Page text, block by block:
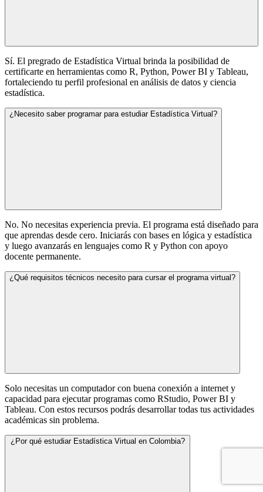
Sí. El pregrado de Estadística Virtual brinda la posibilidad de
certificarte en herramientas como R, Python, Power BI y Tableau,
fortaleciendo tu perfil profesional en análisis de datos y ciencia
estadística.
¿Necesito saber programar para estudiar Estadística Virtual?
No. No necesitas experiencia previa. El programa está diseñado para
que aprendas desde cero. Iniciarás con bases en lógica y estadística
y luego avanzarás en lenguajes como R y Python con apoyo
docente permanente.
¿Qué requisitos técnicos necesito para cursar el programa virtual?
Solo necesitas un computador con buena conexión a internet y
capacidad para ejecutar programas como RStudio, Power BI y
Tableau. Con estos recursos podrás desarrollar todas tus actividades
académicas sin problema.
¿Por qué estudiar Estadística Virtual en Colombia?